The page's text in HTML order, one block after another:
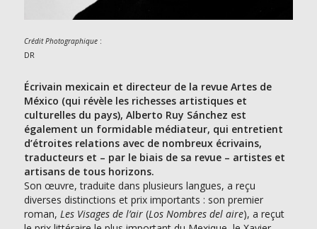
Crédit Photographique:
DR
Écrivain mexicain et directeur de la revue Artes de
México (qui révèle les richesses artistiques et
culturelles du pays), Alberto Ruy Sánchez est
également un formidable médiateur, qui entretient
d’étroites relations avec de nombreux écrivains,
traducteurs et – par le biais de sa revue – artistes et
artisans de tous horizons.
Son œuvre, traduite dans plusieurs langues, a reçu
diverses distinctions et prix importants : son premier
roman, Les Visages de l’air(Los Nombres del aire), a reçut